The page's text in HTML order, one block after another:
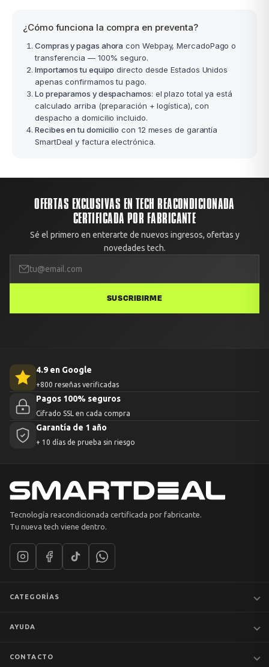
¿Cómo funciona la compra en preventa?
Compras y pagas ahora con Webpay, MercadoPago o
transferencia — 100% seguro.
Importamos tu equipo directo desde Estados Unidos
apenas confirmamos tu pago.
Lo preparamos y despachamos: el plazo total ya está
calculado arriba (preparación + logística), con
despacho a domicilio incluido.
Recibes en tu domicilio con 12 meses de garantía
SmartDeal y factura electrónica.
OFERTAS EXCLUSIVAS EN TECH REACONDICIONADA
CERTIFICADA POR FABRICANTE
Sé el primero en enterarte de nuevos ingresos, ofertas y
novedades tech.
SUSCRIBIRME
4.9 en Google
+800 reseñas verificadas
Pagos 100% seguros
Cifrado SSL en cada compra
Garantía de 1 año
+ 10 días de prueba sin riesgo
Tecnología reacondicionada certificada por fabricante.
Tu nueva tech viene dentro.
CATEGORÍAS
AYUDA
CONTACTO